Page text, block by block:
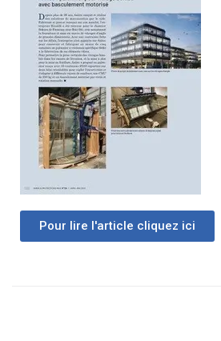
Pour lire l'article cliquez ici